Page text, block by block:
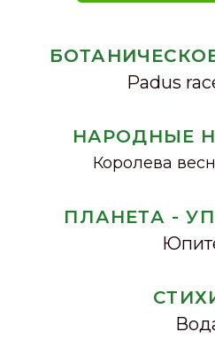
Padus
НАРОДНЫЕ
Королева
ПЛАНЕТА -